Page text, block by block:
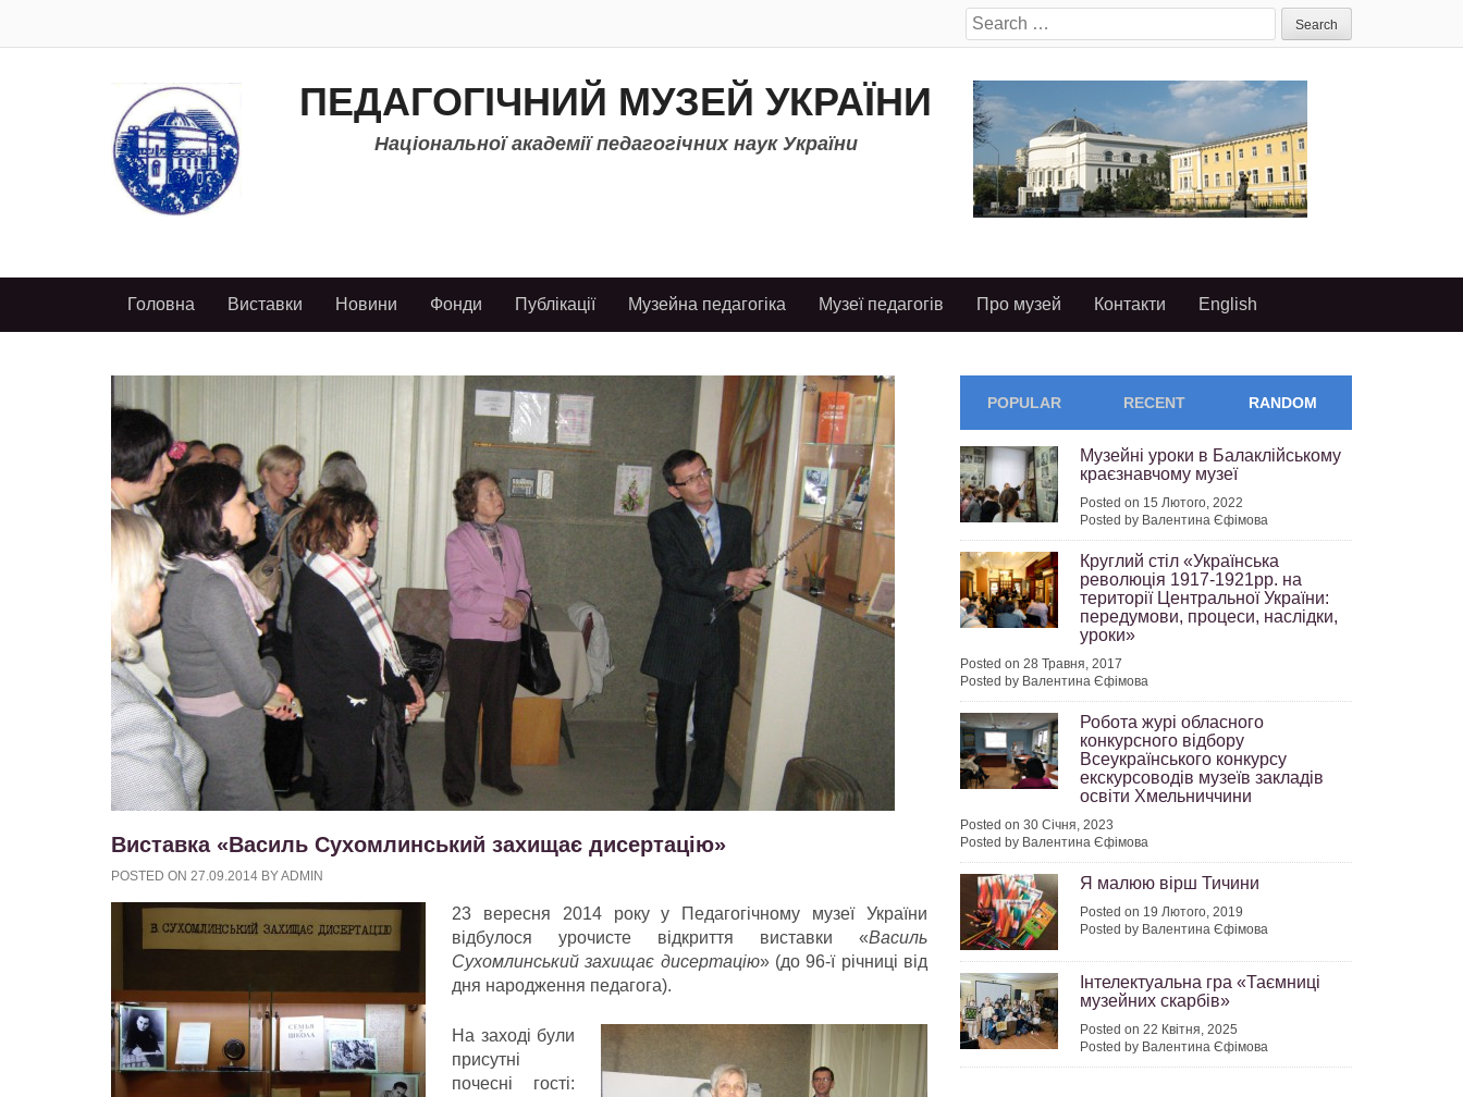
Search
for:
ПЕДАГОГІЧНИЙ МУЗЕЙ УКРАЇНИ
Національної академії педагогічних наук України
Головна Виставки Новини Фонди Публікації Музейна педагогіка Музеї педагогів Про музей Контакти English
Виставка «Василь Сухомлинський захищає дисертацію»
POSTED ON 27.09.2014 BYADMIN
23 вересня 2014 року у Педагогічному музеї України
відбулося урочисте відкриття виставки «Василь
Сухомлинський захищає дисертацію» (до 96-ї річниці від
дня народження педагога).
На заході були
присутні
почесні гості:
POPULAR RECENT RANDOM
Музейні уроки в Балаклійському
краєзнавчому музеї
Posted on 15 Лютого, 2022
Posted by Валентина Єфімова
Круглий стіл «Українська
революція 1917-1921рр. на
території Центральної України:
передумови, процеси, наслідки,
уроки»
Posted on 28 Травня, 2017
Posted by Валентина Єфімова
Робота журі обласного
конкурсного відбору
Всеукраїнського конкурсу
екскурсоводів музеїв закладів
освіти Хмельниччини
Posted on 30 Січня, 2023
Posted by Валентина Єфімова
Я малюю вірш Тичини
Posted on 19 Лютого, 2019
Posted by Валентина Єфімова
Інтелектуальна гра «Таємниці
музейних скарбів»
Posted on 22 Квітня, 2025
Posted by Валентина Єфімова